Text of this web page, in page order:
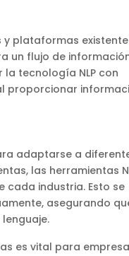
y plataformas
un flujo de
tecnología NLP con
proporcionar
adaptarse a
las herramientas
industria. Esto se
asegurando
es vital para